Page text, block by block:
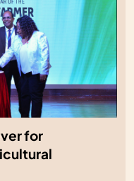
for